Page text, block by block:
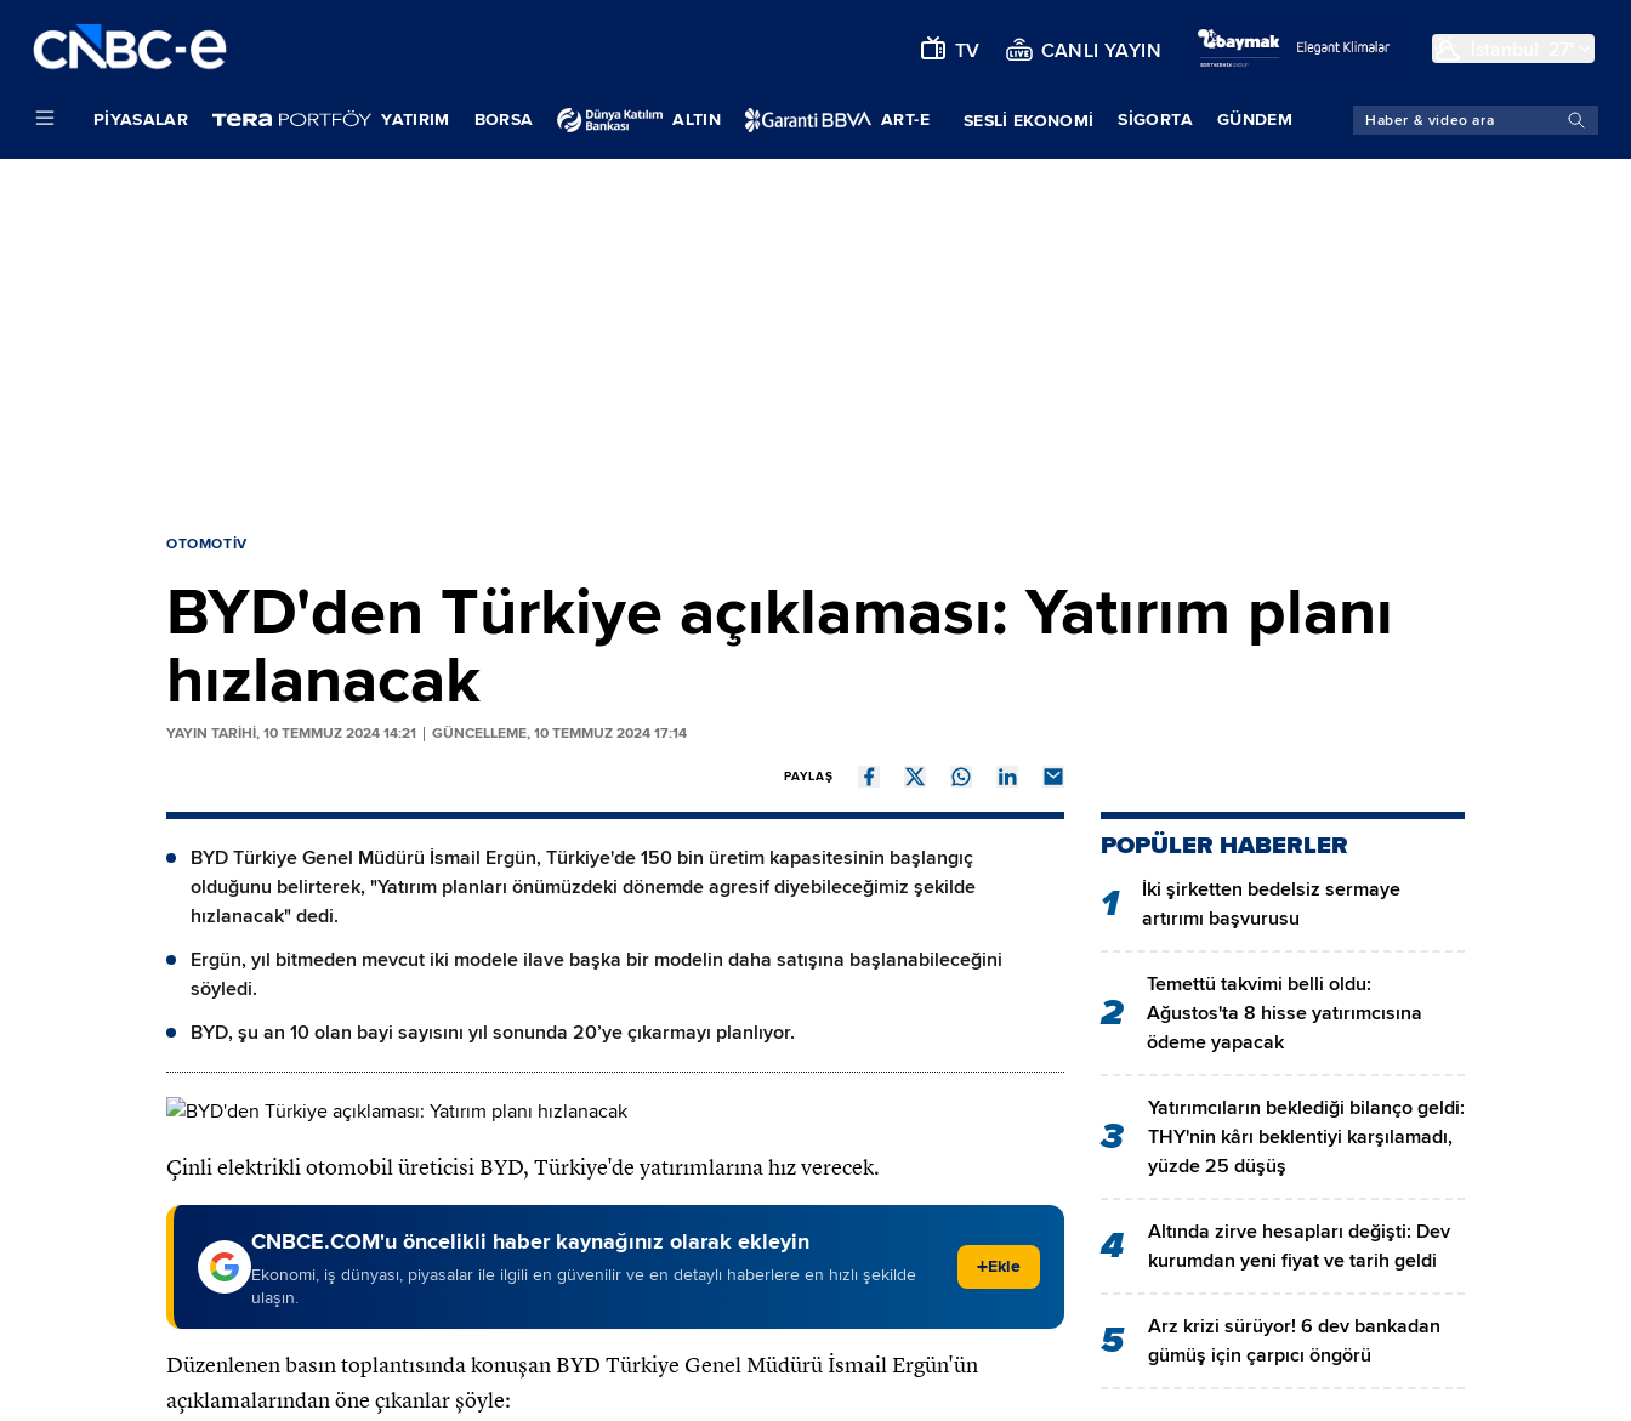
TV CANLI YAYIN
PIYASALAR YATIRIM BORSA ALTIN ART-E SESLİ EKONOMİ SIGORTA GÜNDEM
OTOMOTIV
BYD'den Türkiye açıklaması: Yatırım planı
hızlanacak
YAYIN TARİHİ, 10 TEMMUZ 2024 14:21 GÜNCELLEME, 10 TEMMUZ 2024 17:14
PAYLAŞ
BYD Türkiye Genel Müdürü İsmail Ergün, Türkiye'de 150 bin üretim kapasitesinin başlangıç
olduğunu belirterek, "Yatırım planları önümüzdeki dönemde agresif diyebileceğimiz şekilde
hızlanacak" dedi.
Ergün, yıl bitmeden mevcut iki modele ilave başka bir modelin daha satışına başlanabileceğini
söyledi.
BYD, şu an 10 olan bayi sayısını yıl sonunda 20’ye çıkarmayı planlıyor.
Çinli elektrikli otomobil üreticisi BYD, Türkiye'de yatırımlarına hız verecek.
CNBCE.COM'u öncelikli haber kaynağınız olarak ekleyin
Ekonomi, iş dünyası, piyasalar ile ilgili en güvenilir ve en detaylı haberlere en hızlı şekilde
ulaşın.
+Ekle
Düzenlenen basın toplantısında konuşan BYD Türkiye Genel Müdürü İsmail Ergün'ün
açıklamalarından öne çıkanlar şöyle:
POPÜLER HABERLER
1
İki şirketten bedelsiz sermaye
artırımı başvurusu
2
Temettü takvimi belli oldu:
Ağustos'ta 8 hisse yatırımcısına
ödeme yapacak
3
Yatırımcıların beklediği bilanço geldi:
THY'nin kârı beklentiyi karşılamadı,
yüzde 25 düşüş
4
Altında zirve hesapları değişti: Dev
kurumdan yeni fiyat ve tarih geldi
5
Arz krizi sürüyor! 6 dev bankadan
gümüş için çarpıcı öngörü